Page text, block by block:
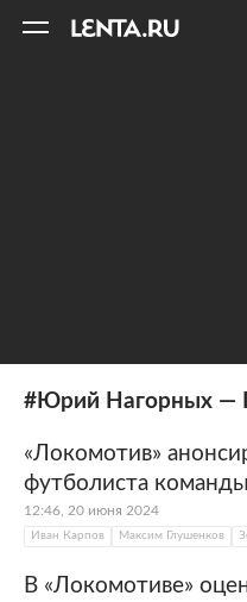
#Юрий Нагорных —
«Локомотив»
футболиста
12:46, 20 июня 2024
Иван Карпов Максим Глушенков
В «Локомотиве»